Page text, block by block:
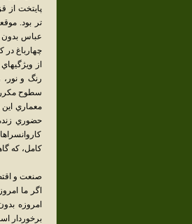
پايتخت از
تر بود.
عباس بدون
چهارباغ
از
رنگ و نور،
سطوح مکرر
معماري
حضوري زنده
کامل، که
صنعت و
اگر ما
امروزه
برخوردار